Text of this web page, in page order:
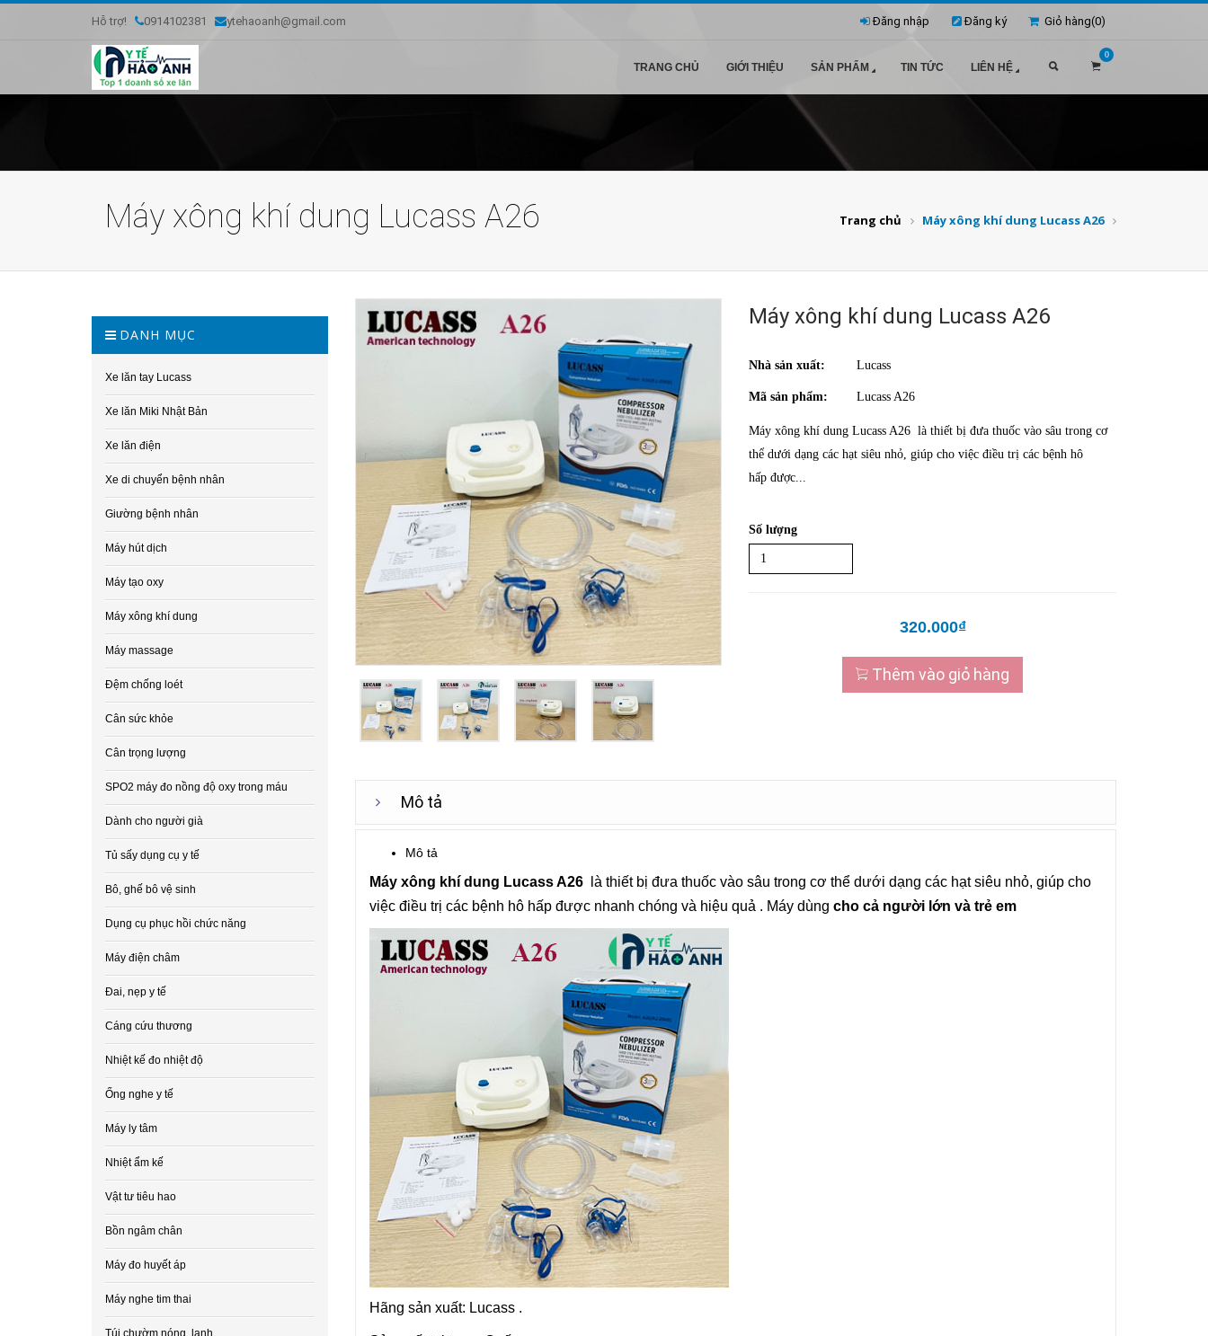
Hỗ trợ! 0914102381 ytehaoanh@gmail.com Giỏ hàng(0)
Đăng nhập Đăng ký
0
TRANG CHỦ GIỚI THIỆU SẢN PHẨM TIN TỨC LIÊN HỆ
Máy xông khí dung Lucass A26 Trang chủ Máy xông khí dung Lucass A26
DANH MỤC
Xe lăn tay Lucass
Xe lăn Miki Nhật Bản
Xe lăn điện
Xe di chuyển bệnh nhân
Giường bệnh nhân
Máy hút dịch
Máy tạo oxy
Máy xông khí dung
Máy massage
Đệm chống loét
Cân sức khỏe
Cân trọng lượng
SPO2 máy đo nồng độ oxy trong máu
Dành cho người già
Tủ sấy dụng cụ y tế
Bô, ghế bô vệ sinh
Dụng cụ phục hồi chức năng
Máy điện châm
Đai, nẹp y tế
Cáng cứu thương
Nhiệt kế đo nhiệt độ
Ống nghe y tế
Máy ly tâm
Nhiệt ẩm kế
Vật tư tiêu hao
Bồn ngâm chân
Máy đo huyết áp
Máy nghe tim thai
Túi chườm nóng, lạnh
Máy xông khí dung Lucass A26
Nhà sản xuất: Lucass
Mã sản phẩm: Lucass A26
Máy xông khí dung Lucass A26 là thiết bị đưa thuốc vào sâu trong cơ
thể dưới dạng các hạt siêu nhỏ, giúp cho việc điều trị các bệnh hô
hấp được...
Số lượng
320.000₫
Thêm vào giỏ hàng
Mô tả
Mô tả
Máy xông khí dung Lucass A26là thiết bị đưa thuốc vào sâu trong cơ thể dưới dạng các hạt siêu nhỏ, giúp cho
việc điều trị các bệnh hô hấp được nhanh chóng và hiệu quả . Máy dùng cho cả người lớn và trẻ em
Hãng sản xuất: Lucass .